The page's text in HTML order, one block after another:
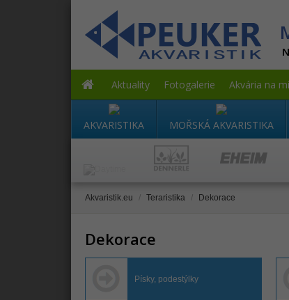
Aktuality Fotogalerie Akvária na
AKVARISTIKA MOŘSKÁ AKVARISTIKA
Akvaristik.eu / Teraristika / Dekorace
Dekorace
Písky, podestýlky